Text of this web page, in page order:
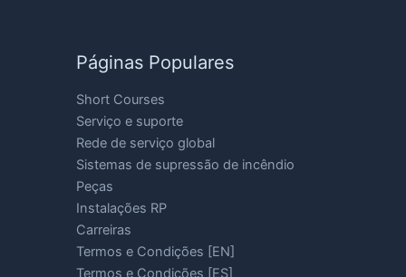
Páginas Populares
Short Courses
Serviço e suporte
Rede de serviço global
Sistemas de supressão de incêndio
Peças
Instalações RP
Carreiras
Termos e Condições [EN]
Termos e Condições [ES]